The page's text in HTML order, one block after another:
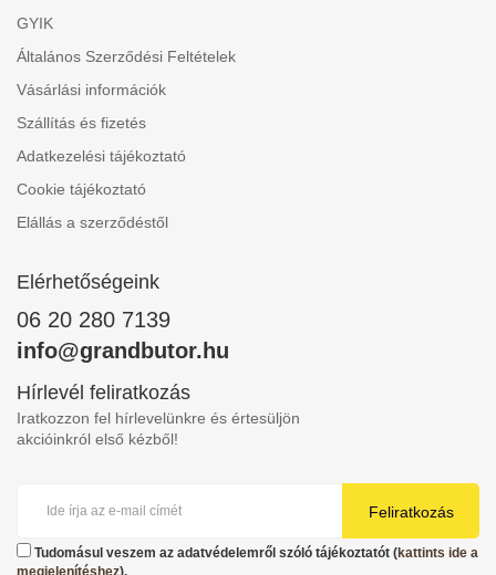
GYIK
Általános Szerződési Feltételek
Vásárlási információk
Szállítás és fizetés
Adatkezelési tájékoztató
Cookie tájékoztató
Elállás a szerződéstől
Elérhetőségeink
06 20 280 7139
info@grandbutor.hu
Hírlevél feliratkozás
Iratkozzon fel hírlevelünkre és értesüljön
akcióinkról első kézből!
Feliratkozás
Tudomásul veszem az adatvédelemről szóló tájékoztatót (kattints ide a
megjelenítéshez).